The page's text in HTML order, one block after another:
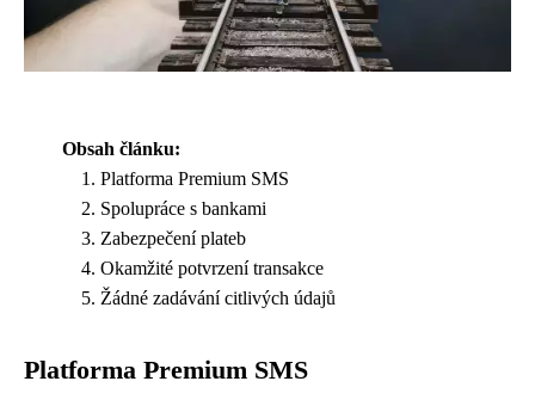
Obsah článku:
Platforma Premium SMS
Spolupráce s bankami
Zabezpečení plateb
Okamžité potvrzení transakce
Žádné zadávání citlivých údajů
Platforma Premium SMS